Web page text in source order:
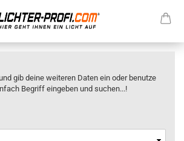
gib deine weiteren Daten ein oder benutze
Begriff eingeben und suchen...!